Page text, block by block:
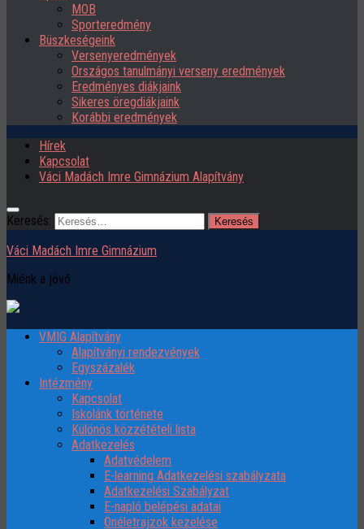
MOB
Sporteredmény
Büszkeségeink
Versenyeredmények
Országos tanulmányi verseny eredmények
Eredményes diákjaink
Sikeres öregdiákjaink
Korábbi eredmények
Hírek
Kapcsolat
Váci Madách Imre Gimnázium Alapítvány
Keresés:
Váci Madách Imre Gimnázium
Miénk a jövő
VMIG Alapítvány
Alapítványi rendezvények
Egyszázalék
Intézmény
Kapcsolat
Iskolánk története
Különös közzétételi lista
Adatkezelés
Adatvédelem
E-learning Adatkezelési szabályzata
Adatkezelési Szabályzat
E-napló belépési adatai
Önéletrajzok kezelése